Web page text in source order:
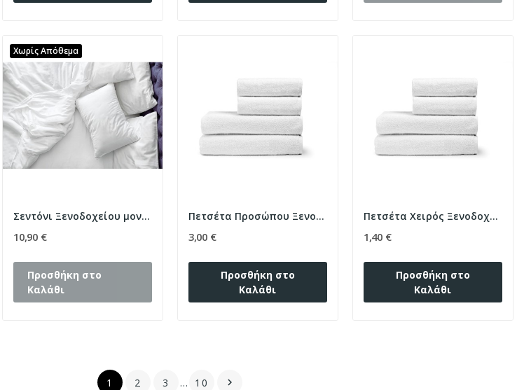
Χωρίς Απόθεμα
Σεντόνι Ξενοδοχείου μονό Lucid Percale CVC...
10,90 €
Προσθήκη στο
Καλάθι
Πετσέτα Προσώπου Ξενοδοχείου Mild 450gsm 100%...
3,00 €
Προσθήκη στο
Καλάθι
Πετσέτα Χειρός Ξενοδοχείου Smooth 500gsm plain...
1,40 €
Προσθήκη στο
Καλάθι
1 2 3 … 10 